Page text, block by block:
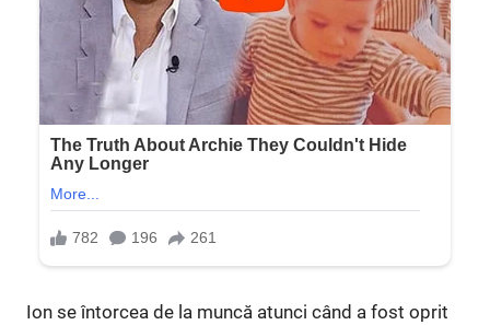
Ion se întorcea de la muncă atunci când a fost oprit